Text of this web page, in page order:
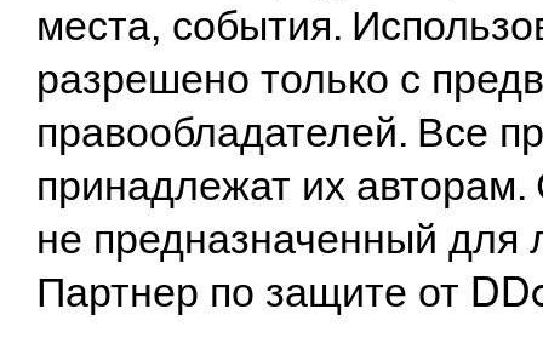
места, события.
разрешено только с
правообладателей. Все
принадлежат их
не предназначенный
Партнер по защите от